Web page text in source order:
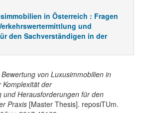
in Österreich : Fragen
und
den Sachverständigen in der
Bewertung von Luxusimmobilien in
Komplexität der
und Herausforderungen für den
Praxis[Master Thesis]. reposiTUm.